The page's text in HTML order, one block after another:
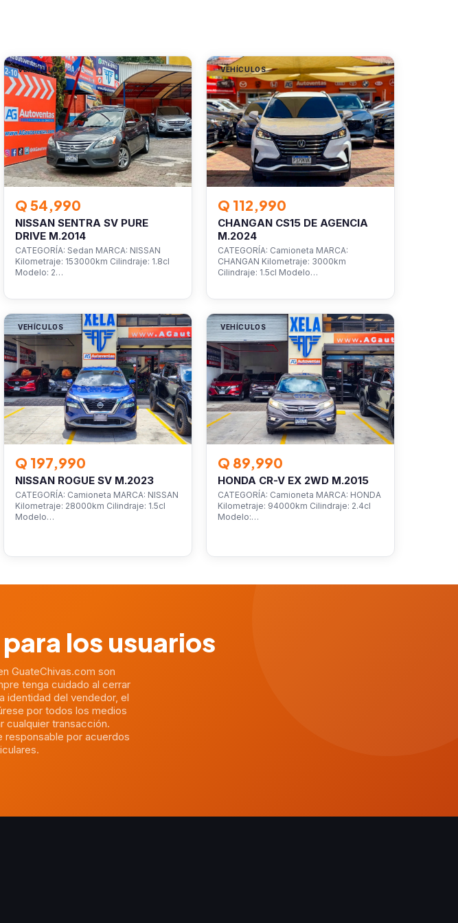
VEHÍCULOS
Q 54,990
NISSAN SENTRA SV PURE
DRIVE M.2014
CATEGORÍA: Sedan MARCA: NISSAN
Kilometraje: 153000km Cilindraje: 1.8cl
Modelo: 2…
VEHÍCULOS
Q 112,990
CHANGAN CS15 DE AGENCIA
M.2024
CATEGORÍA: Camioneta MARCA:
CHANGAN Kilometraje: 3000km
Cilindraje: 1.5cl Modelo…
VEHÍCULOS
Q 197,990
NISSAN ROGUE SV M.2023
CATEGORÍA: Camioneta MARCA: NISSAN
Kilometraje: 28000km Cilindraje: 1.5cl
Modelo…
VEHÍCULOS
Q 89,990
HONDA CR-V EX 2WD M.2015
CATEGORÍA: Camioneta MARCA: HONDA
Kilometraje: 94000km Cilindraje: 2.4cl
Modelo:…
los usuarios
GuateChivas.com son
tenga cuidado al cerrar
identidad del vendedor, el
por todos los medios
cualquier transacción.
responsable por acuerdos